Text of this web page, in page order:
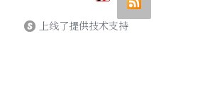
上线了提供技术支持